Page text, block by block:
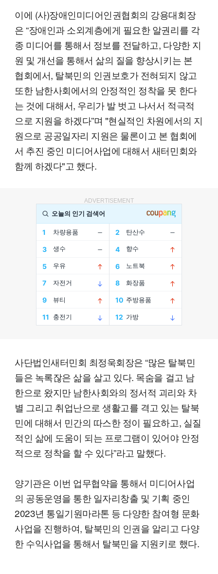
이에 (사)장애인미디어인권협회의 강용대회장
은 “장애인과 소외계층에게 필요한 알권리를 각
종 미디어를 통해서 정보를 전달하고, 다양한 지
원 및 개선을 통해서 삶의 질을 향상시키는 본
협회에서, 탈북민의 인권보호가 전혀되지 않고
또한 남한사회에서의 안정적인 정착을 못 한다
는 것에 대해서, 우리가 발 벗고 나서서 적극적
으로 지원을 하겠다”며 "현실적인 차원에서의 지
원으로 공공일자리 지원은 물론이고 본 협회에
서 추진 중인 미디어사업에 대해서 새터민회와
함께 하겠다"고 했다.
ADVERTISEMENT
사단법인새터민회 최정욱회장은 “많은 탈북민
들은 녹록잖은 삶을 살고 있다. 목숨을 걸고 남
한으로 왔지만 남한사회와의 정서적 괴리와 차
별 그리고 취업난으로 생활고를 격고 있는 탈북
민에 대해서 민간의 따스한 정이 필요하고, 실질
적인 삶에 도움이 되는 프로그램이 있어야 안정
적으로 정착을 할 수 있다”라고 말했다.
양기관은 이번 업무협약을 통해서 미디어사업
의 공동운영을 통한 일자리창출 및 기획 중인
2023년 통일기원마라톤 등 다양한 참여형 문화
사업을 진행하여, 탈북민의 인권을 알리고 다양
한 수익사업을 통해서 탈북민을 지원키로 했다.